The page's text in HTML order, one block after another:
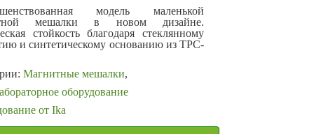
модель маленькой
мешалки в новом дизайне.
стойкость благодаря стеклянному
и синтетическому основанию из TPC-
Магнитные мешалки,
оборудование
от Ika